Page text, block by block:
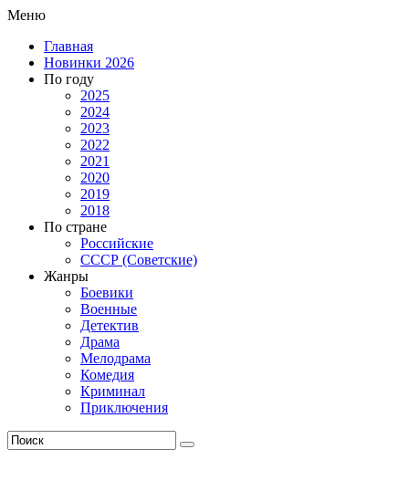
Меню
Главная
Новинки 2026
По году
2025
2024
2023
2022
2021
2020
2019
2018
По стране
Российские
СССР (Советские)
Жанры
Боевики
Военные
Детектив
Драма
Мелодрама
Комедия
Криминал
Приключения